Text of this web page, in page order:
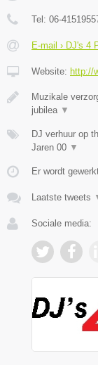
Tel: 06-
E-mail › DJ's 4
Website: http://
Muzikale
jubilea ▼
DJ verhuur op
Jaren 00 ▼
Er wordt
Laatste tweets
Sociale media: